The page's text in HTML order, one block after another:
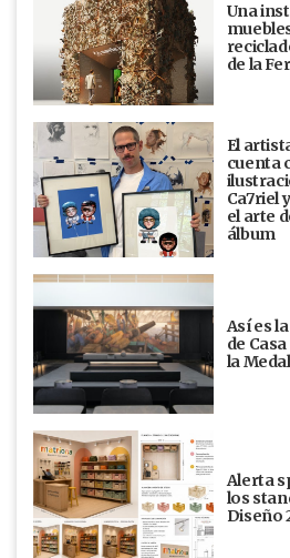
Una
de la
El
cuenta
Ca7riel
el arte
álbum
Así es
de
la
Alerta
los
Diseño